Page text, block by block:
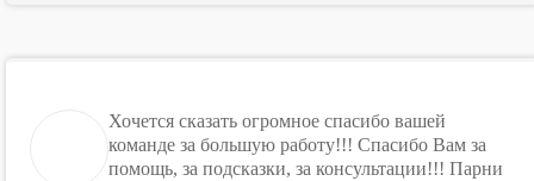
Хочется сказать огромное спасибо вашей
команде за большую работу!!! Спасибо Вам за
помощь, за подсказки, за консультации!!! Парни